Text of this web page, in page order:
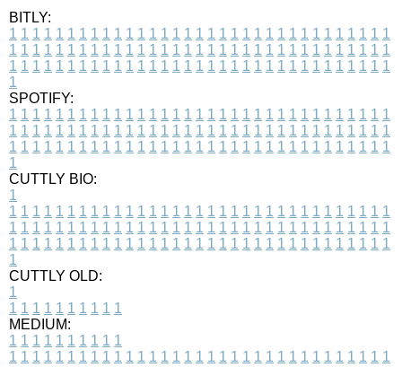
BITLY:
1 1 1 1 1 1 1 1 1 1 1 1 1 1 1 1 1 1 1 1 1 1 1 1 1 1 1 1 1 1 1 1 1
1 1 1 1 1 1 1 1 1 1 1 1 1 1 1 1 1 1 1 1 1 1 1 1 1 1 1 1 1 1 1 1 1
1 1 1 1 1 1 1 1 1 1 1 1 1 1 1 1 1 1 1 1 1 1 1 1 1 1 1 1 1 1 1 1 1
1
SPOTIFY:
1 1 1 1 1 1 1 1 1 1 1 1 1 1 1 1 1 1 1 1 1 1 1 1 1 1 1 1 1 1 1 1 1
1 1 1 1 1 1 1 1 1 1 1 1 1 1 1 1 1 1 1 1 1 1 1 1 1 1 1 1 1 1 1 1 1
1 1 1 1 1 1 1 1 1 1 1 1 1 1 1 1 1 1 1 1 1 1 1 1 1 1 1 1 1 1 1 1 1
1
CUTTLY BIO:
1
1 1 1 1 1 1 1 1 1 1 1 1 1 1 1 1 1 1 1 1 1 1 1 1 1 1 1 1 1 1 1 1 1
1 1 1 1 1 1 1 1 1 1 1 1 1 1 1 1 1 1 1 1 1 1 1 1 1 1 1 1 1 1 1 1 1
1 1 1 1 1 1 1 1 1 1 1 1 1 1 1 1 1 1 1 1 1 1 1 1 1 1 1 1 1 1 1 1 1
1
CUTTLY OLD:
1
1 1 1 1 1 1 1 1 1 1
MEDIUM:
1 1 1 1 1 1 1 1 1 1
1 1 1 1 1 1 1 1 1 1 1 1 1 1 1 1 1 1 1 1 1 1 1 1 1 1 1 1 1 1 1 1 1